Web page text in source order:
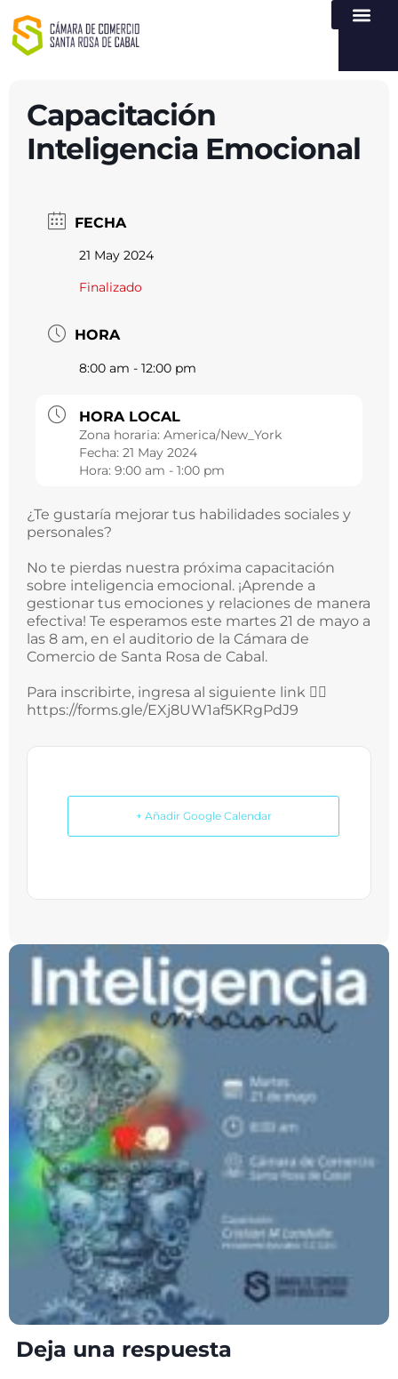
Capacitación
Inteligencia Emocional
FECHA
21 May 2024
Finalizado
HORA
8:00 am - 12:00 pm
HORA LOCAL
Zona horaria: America/New_York
Fecha: 21 May 2024
Hora: 9:00 am - 1:00 pm
¿Te gustaría mejorar tus habilidades sociales y
personales?
No te pierdas nuestra próxima capacitación
sobre inteligencia emocional. ¡Aprende a
gestionar tus emociones y relaciones de manera
efectiva! Te esperamos este martes 21 de mayo a
las 8 am, en el auditorio de la Cámara de
Comercio de Santa Rosa de Cabal.
Para inscribirte, ingresa al siguiente link 👉🏻
https://forms.gle/EXj8UW1af5KRgPdJ9
+ Añadir Google Calendar
Deja una respuesta